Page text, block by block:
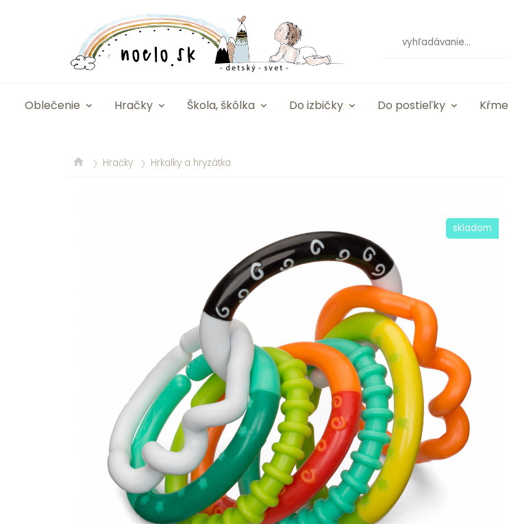
Oblečenie Hračky Škola, škôlka Do izbičky Do postieľky
❯ Hračky ❯ Hrkalky a hryzátka
skladom